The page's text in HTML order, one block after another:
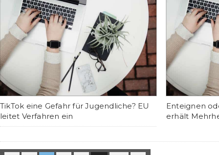
TikTok eine Gefahr für Jugendliche? EU
leitet Verfahren ein
Enteignen
erhält